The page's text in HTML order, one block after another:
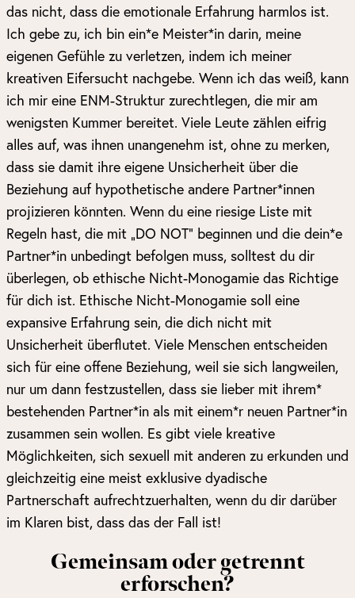
das nicht, dass die emotionale Erfahrung harmlos ist.
Ich gebe zu, ich bin ein*e Meister*in darin, meine
eigenen Gefühle zu verletzen, indem ich meiner
kreativen Eifersucht nachgebe. Wenn ich das weiß, kann
ich mir eine ENM-Struktur zurechtlegen, die mir am
wenigsten Kummer bereitet. Viele Leute zählen eifrig
alles auf, was ihnen unangenehm ist, ohne zu merken,
dass sie damit ihre eigene Unsicherheit über die
Beziehung auf hypothetische andere Partner*innen
projizieren könnten. Wenn du eine riesige Liste mit
Regeln hast, die mit „DO NOT“ beginnen und die dein*e
Partner*in unbedingt befolgen muss, solltest du dir
überlegen, ob ethische Nicht-Monogamie das Richtige
für dich ist. Ethische Nicht-Monogamie soll eine
expansive Erfahrung sein, die dich nicht mit
Unsicherheit überflutet. Viele Menschen entscheiden
sich für eine offene Beziehung, weil sie sich langweilen,
nur um dann festzustellen, dass sie lieber mit ihrem*
bestehenden Partner*in als mit einem*r neuen Partner*in
zusammen sein wollen. Es gibt viele kreative
Möglichkeiten, sich sexuell mit anderen zu erkunden und
gleichzeitig eine meist exklusive dyadische
Partnerschaft aufrechtzuerhalten, wenn du dir darüber
im Klaren bist, dass das der Fall ist!
Gemeinsam oder getrennt
erforschen?